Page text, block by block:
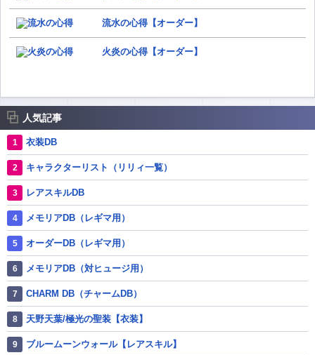
流水の心得【オーダー】
火炎の心得【オーダー】
人気記事
衣装DB
キャラクターリスト（リリィ一覧）
レアスキルDB
メモリアDB（レギマ用）
オーダーDB（レギマ用）
メモリアDB（対ヒュージ用）
CHARM DB（チャームDB）
天野天葉/極光の聖装【衣装】
ブルームーンウォール【レアスキル】